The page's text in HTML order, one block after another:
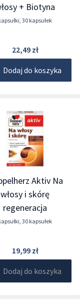
+ Biotyna
, 30 kapsułek
22,49 zł
Dodaj do koszyka
Aktiv Na
włosy i skórę
regeneracja
, 30 kapsułek
19,99 zł
Dodaj do koszyka